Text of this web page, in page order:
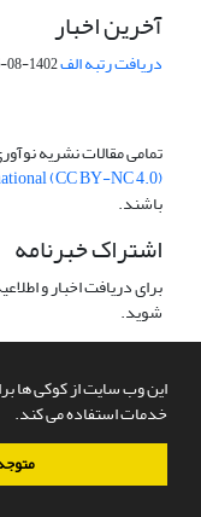
این وب سایت از کوکی ها
خدمات استفاده می کند.
آخرین اخبار
دریافت رتبه الف1402-08-06
تمامی مقالات نشریه
(CC BY-NC 4.0)
باشند.
اشتراک خبرنامه
برای دریافت اخبار و
شوید.
سامانه مدیریت نشریات